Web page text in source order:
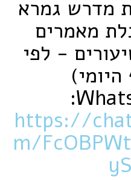
מדרש גמרא
מאמרים
- לפי
ב-‏WhatsApp‏:
https://
m/